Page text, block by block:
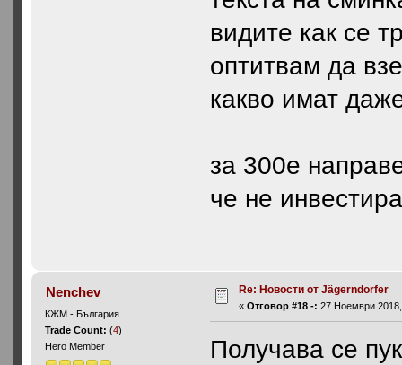
видите как се
оптитвам да
какво имат
за 300е
че не
Nenchev
КЖМ - България
Trade Count:(4)
Hero Member
Re: Новости от Jägerndorfer
«Отговор #18 -: 27 Ноември
Получава се